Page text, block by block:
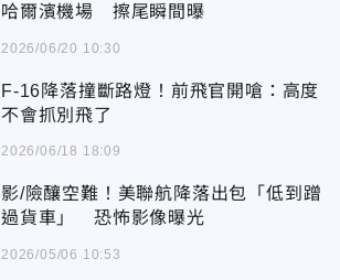
哈爾濱機場 擦尾瞬間曝
2026/06/20 10:30
F-16降落撞斷路燈！前飛官開嗆：高度
不會抓別飛了
2026/06/18 18:09
影/險釀空難！美聯航降落出包「低到蹭
過貨車」 恐怖影像曝光
2026/05/06 10:53